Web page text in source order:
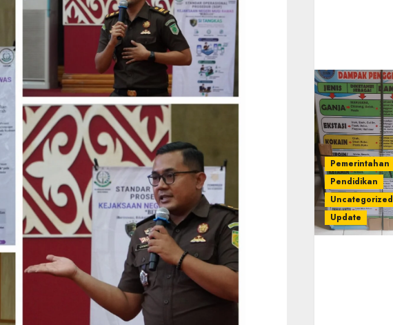
Pemerintahan
Pendidikan
Uncategorized
Update